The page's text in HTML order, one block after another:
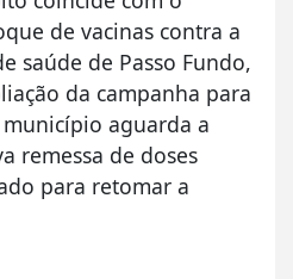
de vacinas contra a
saúde de Passo Fundo,
da campanha para
aguarda a
remessa de doses
para retomar a